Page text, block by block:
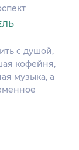
с душой,
кофейня,
музыка, а